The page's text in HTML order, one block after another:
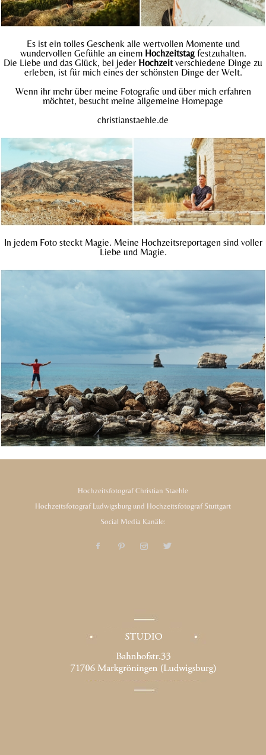
Es ist ein tolles Geschenk alle wertvollen Momente und
wundervollen Gefühle an einem Hochzeitstagfestzuhalten.
Die Liebe und das Glück, bei jeder Hochzeitverschiedene Dinge zu
erleben, ist für mich eines der schönsten Dinge der Welt.
Wenn ihr mehr über meine Fotografie und über mich erfahren
möchtet, besucht meine allgemeine Homepage
christianstaehle.de
In jedem Foto steckt Magie. Meine Hochzeitsreportagen sind voller
Liebe und Magie.
Hochzeitsfotograf Christian Staehle
Hochzeitsfotograf Ludwigsburg und Hochzeitsfotograf Stuttgart
Social Media Kanäle: